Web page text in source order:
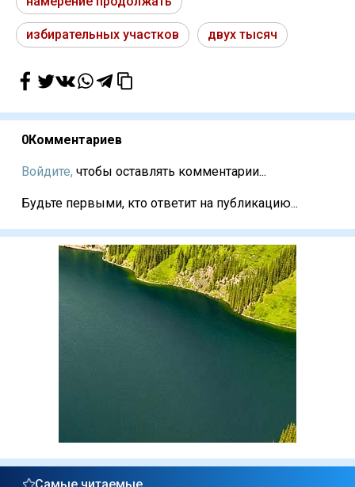
избирательных участков двух тысяч
0Комментариев
Войдите, чтобы оставлять комментарии...
Будьте первыми, кто ответит на публикацию...